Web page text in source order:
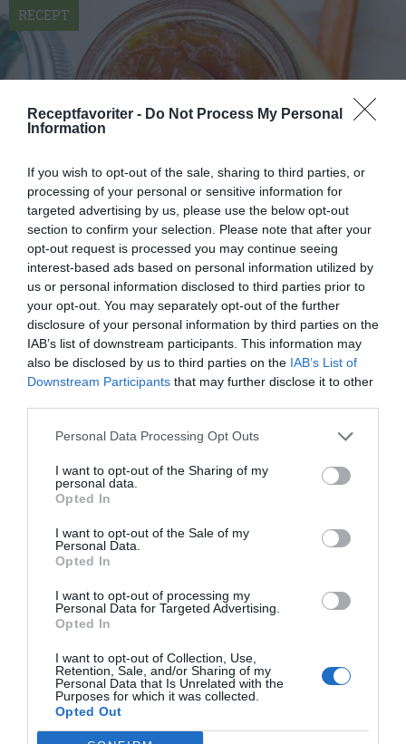
Receptfavoriter - Do Not Process My Personal
Information
If you wish to opt-out of the sale, sharing to third parties, or
processing of your personal or sensitive information for
targeted advertising by us, please use the below opt-out
section to confirm your selection. Please note that after your
opt-out request is processed you may continue seeing
interest-based ads based on personal information utilized by
us or personal information disclosed to third parties prior to
your opt-out. You may separately opt-out of the further
disclosure of your personal information by third parties on the
IAB’s list of downstream participants. This information may
also be disclosed by us to third parties on the IAB’s List of
Downstream Participants that may further disclose it to other
Personal Data Processing Opt Outs
I want to opt-out of the Sharing of my
personal data.
Opted In
I want to opt-out of the Sale of my
Personal Data.
Opted In
I want to opt-out of processing my
Personal Data for Targeted Advertising.
Opted In
I want to opt-out of Collection, Use,
Retention, Sale, and/or Sharing of my
Personal Data that Is Unrelated with the
Purposes for which it was collected.
Opted Out
Rabarbermarmelad med kardemumma
Laga egen rabarbermarmelad och smaksätt med
kardemumma. Gott, enkelt och snabbt med
syltsocker eller...
RECEPT
Kumatomarmelad med chili
Kumatomarmelad med chiliflakes, vanilj och